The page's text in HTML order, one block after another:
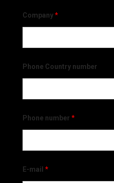
Company*
Phone Country number
Phone number *
E-mail *